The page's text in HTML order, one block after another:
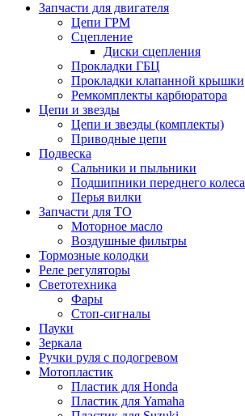
Запчасти для двигателя
Цепи ГРМ
Сцепление
Диски сцепления
Прокладки ГБЦ
Прокладки клапанной крышки
Ремкомплекты карбюратора
Цепи и звезды
Цепи и звезды (комплекты)
Приводные цепи
Подвеска
Сальники и пыльники
Подшипники переднего колеса
Перья вилки
Запчасти для ТО
Моторное масло
Воздушные фильтры
Тормозные колодки
Реле регуляторы
Cветотехника
Фары
Стоп-сигналы
Пауки
Зеркала
Ручки руля с подогревом
Мотопластик
Пластик для Honda
Пластик для Yamaha